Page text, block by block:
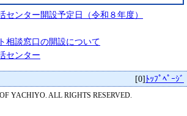
センター開設予定日（令和８年度）
相談窓口の開設について
センター
[0] ﾄｯﾌﾟﾍﾟｰｼﾞ
YACHIYO. ALL RIGHTS RESERVED.